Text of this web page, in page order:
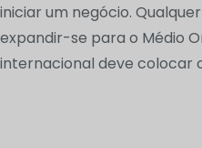
iniciar um negócio.
expandir-se para o Médio
internacional deve colocar